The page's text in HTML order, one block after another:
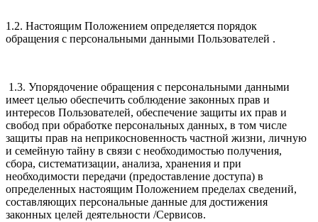
1.2. Настоящим Положением определяется порядок
обращения с персональными данными Пользователей .
1.3. Упорядочение обращения с персональными данными
имеет целью обеспечить соблюдение законных прав и
интересов Пользователей, обеспечение защиты их прав и
свобод при обработке персональных данных, в том числе
защиты прав на неприкосновенность частной жизни, личную
и семейную тайну в связи с необходимостью получения,
сбора, систематизации, анализа, хранения и при
необходимости передачи (предоставление доступа) в
определенных настоящим Положением пределах сведений,
составляющих персональные данные для достижения
законных целей деятельности /Сервисов.